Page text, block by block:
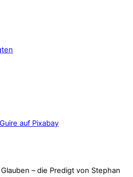
– die Predigt von Stephan